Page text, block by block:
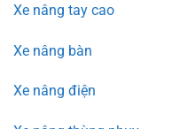
Xe nâng tay cao
Xe nâng bàn
Xe nâng điện